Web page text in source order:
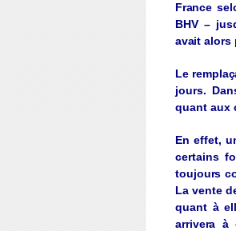
France
BHV –
avait alors
Le
jours.
quant aux
Eneffet,
certains
toujours
La vente
quant à
arrivera à